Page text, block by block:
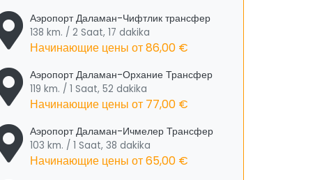
Аэропорт Даламан-Чифтлик трансфер
138 km. / 2 Saat, 17 dakika
Начинающие цены от86,00 €
Аэропорт Даламан-Орхание Трансфер
119 km. / 1 Saat, 52 dakika
Начинающие цены от 77,00 €
Аэропорт Даламан-Ичмелер Трансфер
103 km. / 1 Saat, 38 dakika
Начинающие цены от65,00 €